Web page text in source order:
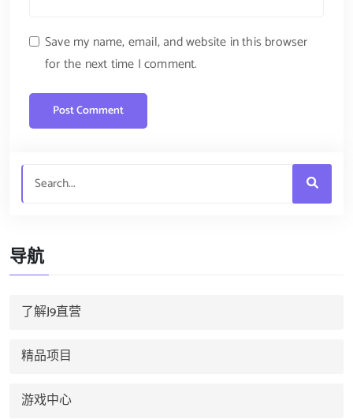
Save my name, email, and website in this browser
for the next time I comment.
导航
了解J9直营
精品项目
游戏中心